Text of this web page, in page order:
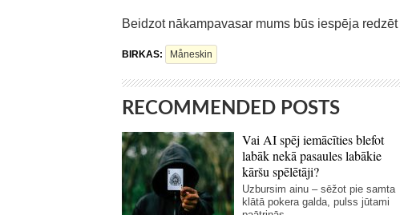
Beidzot nākampavasar mums būs iespēja
BIRKAS: Måneskin
RECOMMENDED POSTS
Vai AI spēj iemācīties blefot
labāk nekā pasaules labākie
kāršu spēlētāji?
Uzbursim ainu – sēžot pie samta
klātā pokera galda, pulss jūtami